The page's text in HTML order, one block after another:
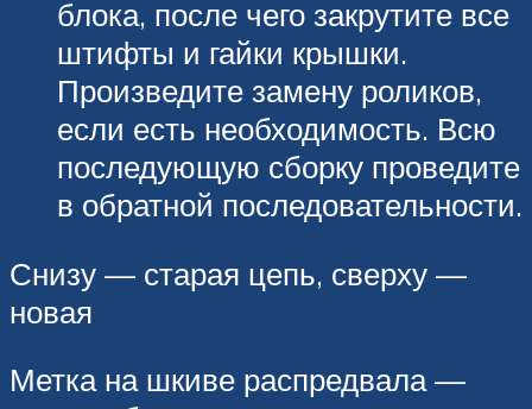
блока, после чего закрутите все
штифты и гайки крышки.
Произведите замену роликов,
если есть необходимость. Всю
последующую сборку проведите
в обратной последовательности.
Снизу — старая цепь, сверху —
новая
Метка на шкиве распредвала —